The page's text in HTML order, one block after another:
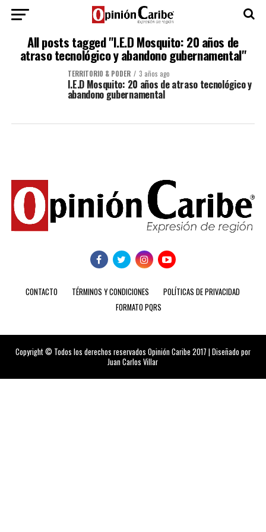
All posts tagged "I.E.D Mosquito: 20 años de
atraso tecnológico y abandono gubernamental"
TERRITORIO & PODER 3 años ago
I.E.D Mosquito: 20 años de atraso tecnológico y
abandono gubernamental
CONTACTO TÉRMINOS Y CONDICIONES
POLÍTICAS DE PRIVACIDAD
FORMATO PQRS
Copyright © Todos los derechos reservados Opinión Caribe 2017 | Diseñado por
Juan Carlos Villar